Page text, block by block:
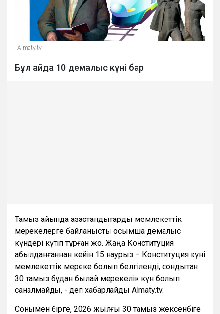
Almaty.tv
Бұл айда 10 демалыс күні бар
Тамыз айында қазақстандықтарды мемлекеттік
мерекелерге байланысты қосымша демалыс
күндері күтіп тұрған жоқ. Жаңа Конституция
қабылданғаннан кейін 15 наурыз – Конституция күні
мемлекеттік мереке болып белгіленді, сондықтан
30 тамыз бұдан былай мерекелік күн болып
саналмайды, - деп хабарлайды Almaty.tv.
Сонымен бірге, 2026 жылғы 30 тамыз жексенбіге